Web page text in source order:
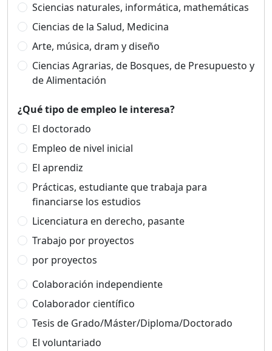
Sciencias naturales, informática, mathemáticas
Ciencias de la Salud, Medicina
Arte, música, dram y diseño
Ciencias Agrarias, de Bosques, de Presupuesto y
de Alimentación
¿Qué tipo de empleo le interesa?
El doctorado
Empleo de nivel inicial
El aprendiz
Prácticas, estudiante que trabaja para
financiarse los estudios
Licenciatura en derecho, pasante
Trabajo por proyectos
por proyectos
Colaboración independiente
Colaborador científico
Tesis de Grado/Máster/Diploma/Doctorado
El voluntariado